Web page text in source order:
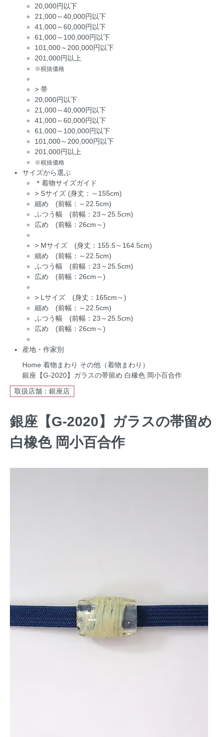
20,000円以下
21,000～40,000円以下
41,000～60,000円以下
61,000～100,000円以下
101,000～200,000円以下
201,000円以上
※税抜価格
> 帯
20,000円以下
21,000～40,000円以下
41,000～60,000円以下
61,000～100,000円以下
101,000～200,000円以下
201,000円以上
※税抜価格
サイズから選ぶ
＊着物サイズガイド
> Sサイズ (身丈：～155cm)
細め (前幅：～22.5cm)
ふつう幅 (前幅：23～25.5cm)
広め (前幅：26cm～)
> Mサイズ (身丈：155.5～164.5cm)
細め (前幅：～22.5cm)
ふつう幅 (前幅：23～25.5cm)
広め (前幅：26cm～)
> Lサイズ (身丈：165cm～)
細め (前幅：～22.5cm)
ふつう幅 (前幅：23～25.5cm)
広め (前幅：26cm～)
産地・作家別
Home 着物まわり その他（着物まわり）
銀座【G-2020】ガラスの帯留め 白橡色 岡小百合作
取扱店舗：銀座店
銀座【G-2020】ガラスの帯留め
白橡色 岡小百合作